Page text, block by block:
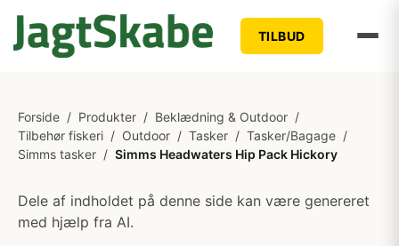
TILBUD
Forside / Produkter / Beklædning & Outdoor /
Tilbehør fiskeri / Outdoor / Tasker / Tasker/Bagage /
Simms tasker / Simms Headwaters Hip Pack Hickory
Dele af indholdet på denne side kan være genereret
med hjælp fra AI.